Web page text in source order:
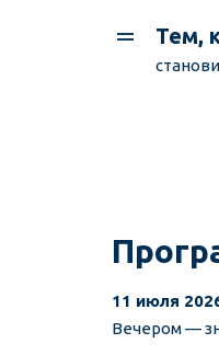
Тем,
11 июля
Вечером —